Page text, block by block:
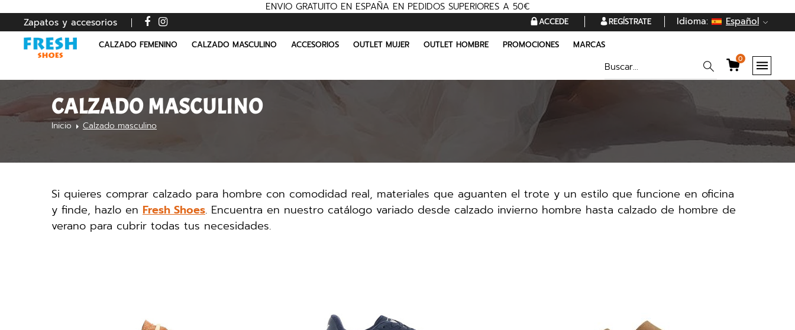
ENVIO GRATUITO EN ESPAÑA EN PEDIDOS SUPERIORES A 50€
Zapatos y accesorios
ACCEDE REGÍSTRATE Idioma: Español
CALZADO FEMENINO CALZADO MASCULINO ACCESORIOS OUTLET MUJER OUTLET HOMBRE PROMOCIONES MARCAS
0
CALZADO MASCULINO
Inicio Calzado masculino
Si quieres comprar calzado para hombre con comodidad real, materiales que aguanten el trote y un estilo que funcione en oficina
y finde, hazlo en Fresh Shoes. Encuentra en nuestro catálogo variado desde calzado invierno hombre hasta calzado de hombre de
verano para cubrir todas tus necesidades.